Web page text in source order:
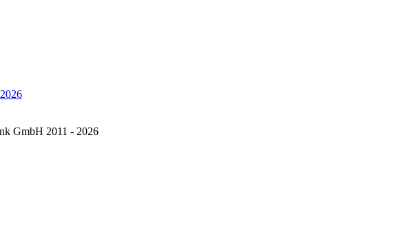
GmbH 2011 - 2026